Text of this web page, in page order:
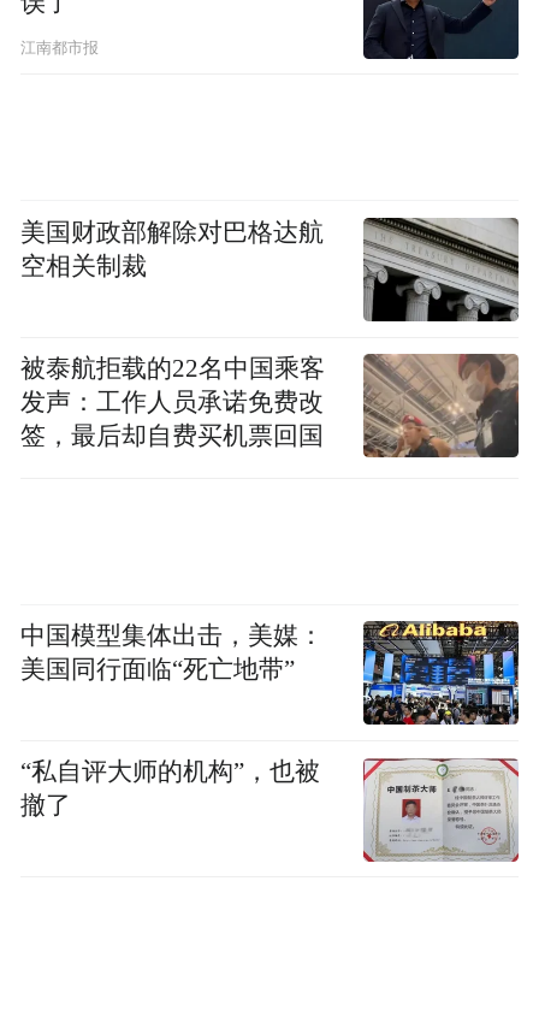
江南都市报
美国财政部解除对巴格达航
空相关制裁
被泰航拒载的22名中国乘客
发声：工作人员承诺免费改
签，最后却自费买机票回国
中国模型集体出击，美媒：
美国同行面临“死亡地带”
“私自评大师的机构”，也被
撤了